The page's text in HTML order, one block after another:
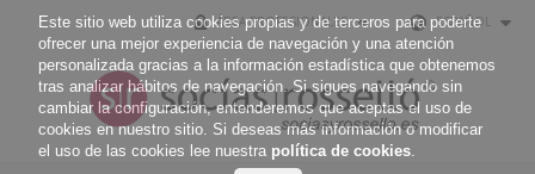
ÁREA PROFESIONALES ESPAÑOL
Este sitio web utiliza cookies propias y de terceros para poderte
ofrecer una mejor experiencia de navegación y una atención
personalizada gracias a la información estadística que obtenemos
tras analizar hábitos de navegación. Si sigues navegando sin
cambiar la configuración, entenderemos que aceptas el uso de
cookies en nuestro sitio. Si deseas más información o modificar
el uso de las cookies lee nuestra política de cookies.